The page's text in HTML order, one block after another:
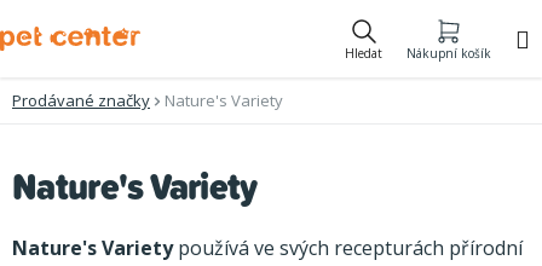
na
Hledat Nákupní košík
Prodávané značky Nature's Variety
Nature's Variety
Nature's Varietypoužívá ve svých recepturách přírodní
V
ý
p